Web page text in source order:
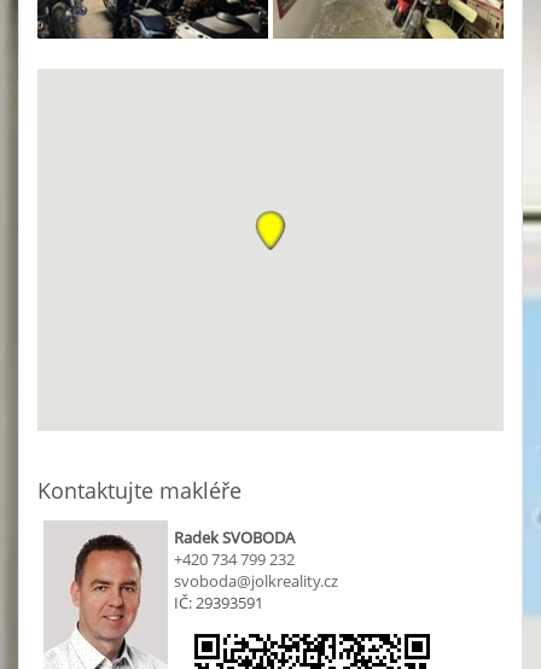
Kontaktujte makléře
Radek SVOBODA
+420 734 799 232
svoboda@jolkreality.cz
IČ: 29393591